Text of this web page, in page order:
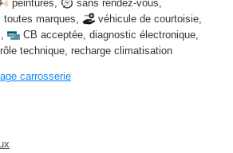
peintures, sans rendez-vous,
toutes marques, véhicule de courtoisie,
, CB acceptée, diagnostic électronique,
technique, recharge climatisation
carrosserie